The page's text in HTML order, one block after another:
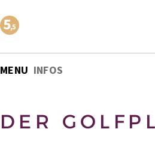
MENU INFOS
DER